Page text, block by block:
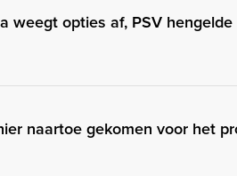
weegt opties af, PSV
naartoe gekomen voor het